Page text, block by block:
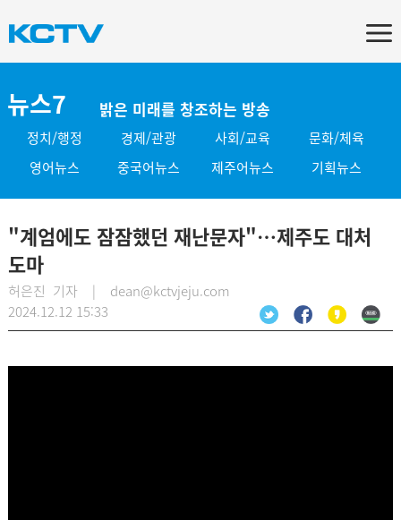
뉴스7 밝은 미래를 창조하는 방송
정치/행정 경제/관광 사회/교육
문화/체육
영어뉴스
중국어뉴스 제주어뉴스 기획뉴스
"계엄에도 잠잠했던 재난문자"…제주도 대처
도마
허은진 기자 | dean@kctvjeju.com
2024.12.12 15:33